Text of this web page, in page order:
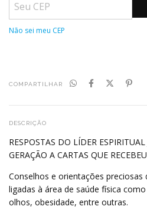
Não sei meu CEP
COMPARTILHAR
DESCRIÇÃO
RESPOSTAS DO LÍDER
GERAÇÃO A CARTAS QUE RECEBEU
Conselhos e orientações preciosas
ligadas à área de saúde física
olhos, obesidade, entre outras.